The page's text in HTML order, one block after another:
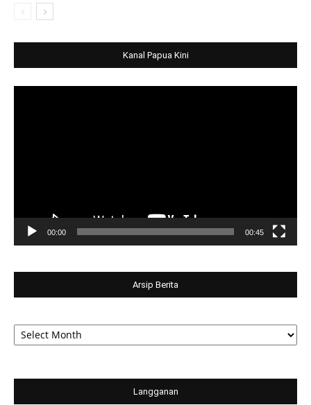
Kanal Papua Kini
00:00 00:45
Arsip Berita
Arsip
Berita
Langganan